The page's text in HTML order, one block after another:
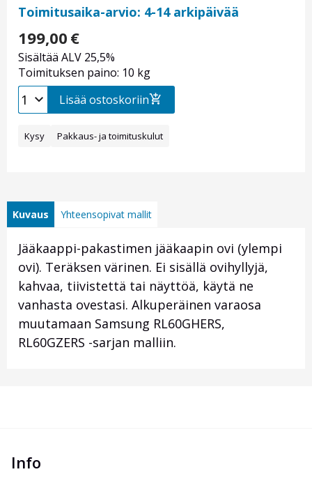
Toimitusaika-arvio: 4-14 arkipäivää
199,00 €
Sisältää ALV 25,5%
Toimituksen paino: 10 kg
Lisää ostoskoriin
Kysy Pakkaus- ja toimituskulut
Kuvaus Yhteensopivat mallit
Jääkaappi-pakastimen jääkaapin ovi (ylempi
ovi). Teräksen värinen. Ei sisällä ovihyllyjä,
kahvaa, tiivistettä tai näyttöä, käytä ne
vanhasta ovestasi. Alkuperäinen varaosa
muutamaan Samsung RL60GHERS,
RL60GZERS -sarjan malliin.
Info